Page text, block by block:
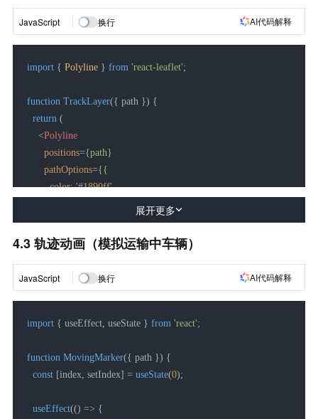
JavaScript 换行 AI代码解释
import { Polyline } from 'react-leaflet';
function TrackLayer({ path }) {
return (
<Polyline
positions={path}
pathOptions={{
color: '#1890ff',
dashArray: '6'
      }}
}
展开更多
4.3 轨迹动画（模拟运输中车辆）
JavaScript 换行 AI代码解释
import { useEffect, useState } from 'react';
function MovingMarker({ path }) {
const [index, setIndex] = useState(0);
useEffect(() => {